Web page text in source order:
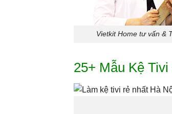
Vietkit Home tư vấn &
25+ Mẫu Kệ